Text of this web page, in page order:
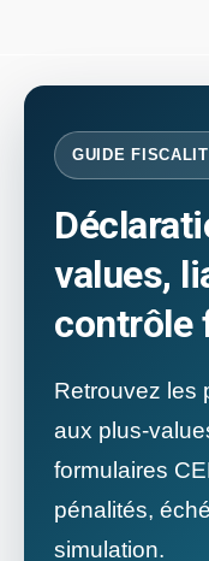
GUIDE
values,
contrôle
Retrouvez les
aux plus-
formulaires
pénalités,
simulation.